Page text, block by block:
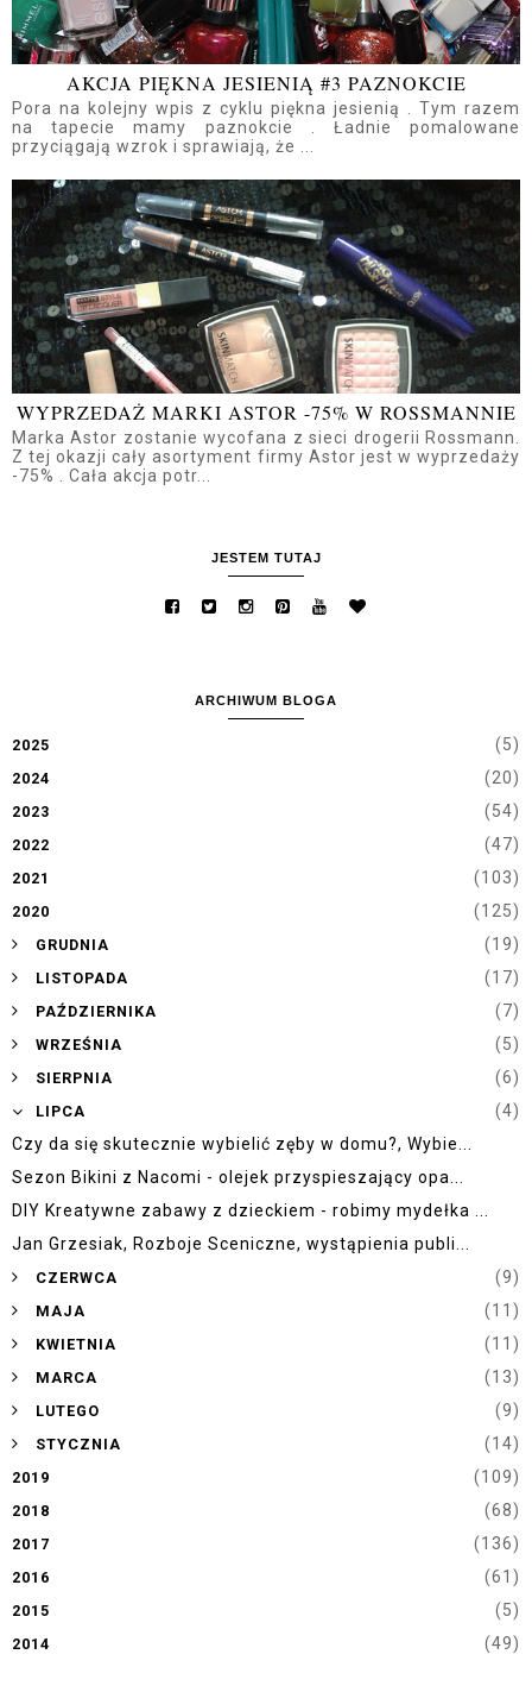
AKCJA PIĘKNA JESIENIĄ #3 PAZNOKCIE
Pora na kolejny wpis z cyklu piękna jesienią . Tym razem
na tapecie mamy paznokcie . Ładnie pomalowane
przyciągają wzrok i sprawiają, że ...
WYPRZEDAŻ MARKI ASTOR -75% W ROSSMANNIE
Marka Astor zostanie wycofana z sieci drogerii Rossmann.
Z tej okazji cały asortyment firmy Astor jest w wyprzedaży
-75% . Cała akcja potr...
JESTEM TUTAJ
ARCHIWUM BLOGA
2025 (5)
2024 (20)
2023 (54)
2022 (47)
2021 (103)
2020
(125)
► GRUDNIA
(19)
► LISTOPADA
(17)
► PAŹDZIERNIKA
(7)
► WRZEŚNIA
(5)
► SIERPNIA
(6)
▼ LIPCA
(4)
Czy da się skutecznie wybielić zęby w domu?, Wybie...
Sezon Bikini z Nacomi - olejek przyspieszający opa...
DIY Kreatywne zabawy z dzieckiem - robimy mydełka ...
Jan Grzesiak, Rozboje Sceniczne, wystąpienia publi...
► CZERWCA
(9)
► MAJA
(11)
► KWIETNIA
(11)
► MARCA
(13)
► LUTEGO
(9)
► STYCZNIA (14)
2019 (109)
2018 (68)
2017 (136)
2016 (61)
2015 (5)
2014 (49)